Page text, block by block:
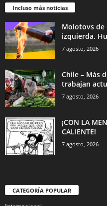
Incluso más noticias
Molotovs de
izquierda.
7 agosto, 2026
Chile – Más
trabajan
7 agosto, 2026
¡CON LA
CALIENTE!
7 agosto, 2026
CATEGORÍA POPULAR